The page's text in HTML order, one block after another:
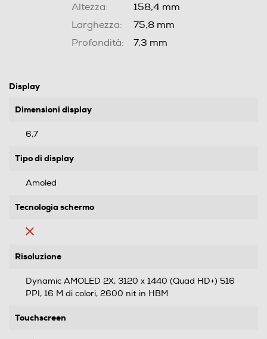
Altezza:
158,4 mm
Larghezza:
75,8 mm
Profondità:
7,3 mm
Display
Dimensioni display
6,7
Tipo di display
Amoled
Tecnologia schermo
Risoluzione
Dynamic AMOLED 2X, 3120 x 1440 (Quad HD+) 516
PPI, 16 M di colori, 2600 nit in HBM
Touchscreen